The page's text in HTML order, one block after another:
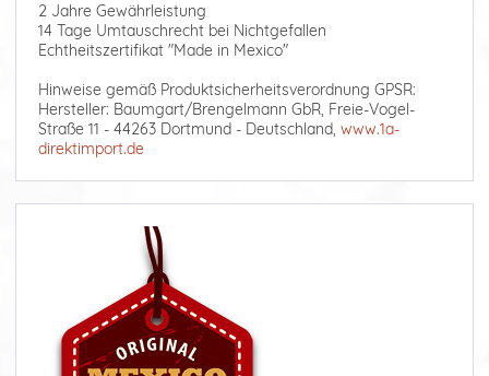
2 Jahre Gewährleistung
14 Tage Umtauschrecht bei Nichtgefallen
Echtheitszertifikat "Made in Mexico"
Hinweise gemäß Produktsicherheitsverordnung GPSR:
Hersteller: Baumgart/Brengelmann GbR, Freie-Vogel-
Straße 11 - 44263 Dortmund - Deutschland, www.1a-
direktimport.de